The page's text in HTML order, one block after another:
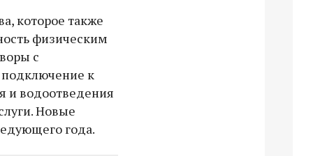
которое также
физическим
с
к
и водоотведения
Новые
года.
Владимир Якушев сопровождает грузы
для бойцов СВО с самого начала